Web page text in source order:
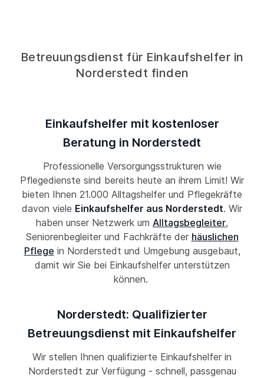
Betreuungsdienst für Einkaufshelfer in
Norderstedt finden
Einkaufshelfer mit kostenloser
Beratung in Norderstedt
Professionelle Versorgungsstrukturen wie
Pflegedienste sind bereits heute an ihrem Limit! Wir
bieten Ihnen 21.000 Alltagshelfer und Pflegekräfte
davon viele Einkaufshelfer aus Norderstedt. Wir
haben unser Netzwerk um Alltagsbegleiter,
Seniorenbegleiter und Fachkräfte der häuslichen
Pflege in Norderstedt und Umgebung ausgebaut,
damit wir Sie bei Einkaufshelfer unterstützen
können.
Norderstedt: Qualifizierter
Betreuungsdienst mit Einkaufshelfer
Wir stellen Ihnen qualifizierte Einkaufshelfer in
Norderstedt zur Verfügung - schnell, passgenau